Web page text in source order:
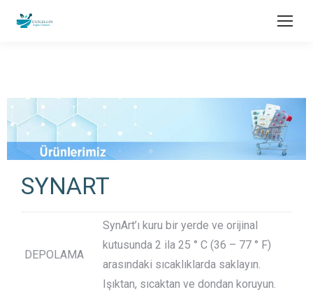
SYNART
DEPOLAMA
SynArt’ı kuru bir yerde ve orijinal
kutusunda 2 ila 25 ° C (36 – 77 ° F)
arasındaki sıcaklıklarda saklayın.
Işıktan, sıcaktan ve dondan koruyun.